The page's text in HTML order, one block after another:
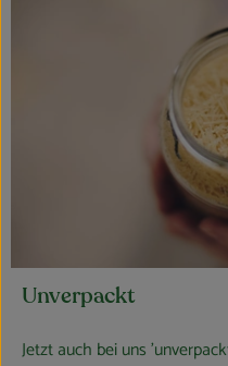
Unverpackt
Jetzt auch bei uns